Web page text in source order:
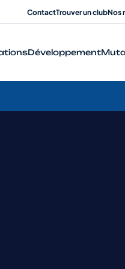
ContactTrouver un clubNos
Développement